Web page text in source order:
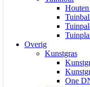
Overig
Kunstgras
One